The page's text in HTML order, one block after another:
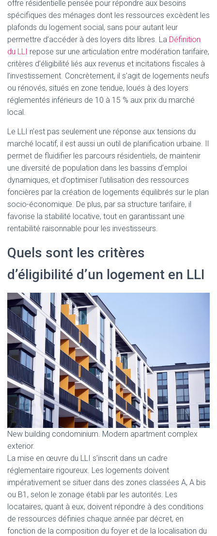
offre résidentielle pensée pour répondre aux besoins
spécifiques des ménages dont les ressources excèdent les
plafonds du logement social, sans pour autant leur
permettre d’accéder à des loyers dits libres. La Définition
du LLI repose sur une articulation entre modération tarifaire,
critères d’éligibilité liés aux revenus et incitations fiscales à
l’investissement. Concrètement, il s’agit de logements neufs
ou rénovés, situés en zone tendue, loués à des loyers
réglementés inférieurs de 10 à 15 % aux prix du marché
local.
Le LLI n’est pas seulement une réponse aux tensions du
marché locatif, il est aussi un outil de planification urbaine. Il
permet de fluidifier les parcours résidentiels, de maintenir
une diversité de population dans les bassins d’emploi
dynamiques, et d’optimiser l’utilisation des ressources
foncières par la création de logements équilibrés sur le plan
socio-économique. De plus, par sa structure tarifaire, il
favorise la stabilité locative, tout en garantissant une
rentabilité raisonnable pour les investisseurs.
Quels sont les critères
d’éligibilité d’un logement en LLI
New building condominium. Modern apartment complex
exterior.
La mise en œuvre du LLI s’inscrit dans un cadre
réglementaire rigoureux. Les logements doivent
impérativement se situer dans des zones classées A, A bis
ou B1, selon le zonage établi par les autorités. Les
locataires, quant à eux, doivent répondre à des conditions
de ressources définies chaque année par décret, en
fonction de la composition du foyer et de la localisation du